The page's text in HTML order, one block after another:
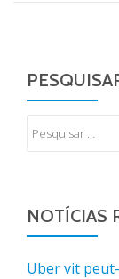
NOTÍCIAS
Uber vit